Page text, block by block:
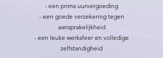
- een prima uurvergoeding
- een goede verzekering tegen
aansprakelijkheid
- een leuke werksfeer en volledige
zelfstandigheid